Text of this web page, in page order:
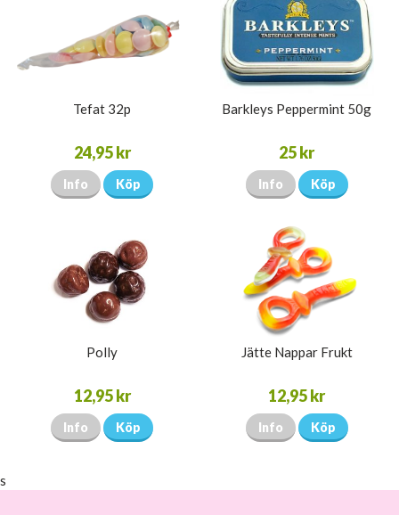
Tefat 32p
24,95 kr
Info Köp
Barkleys Peppermint 50g
25 kr
Info Köp
Polly
12,95 kr
Info Köp
Jätte Nappar Frukt
12,95 kr
Info Köp
s